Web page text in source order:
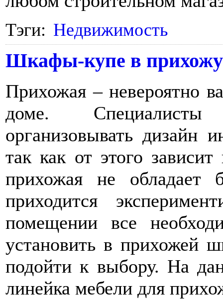
Тэги: Недвижимость
Шкафы-купе в
Прихожая – невероятно
доме. Специалисты
организовывать дизайн
так как от этого
прихожая не обладает
приходится
помещении все
установить в прихожей
подойти к выбору. На
линейка мебели для